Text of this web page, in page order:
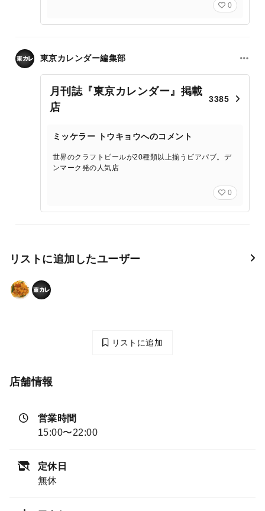
0
東京カレンダー編集部
月刊誌『東京カレンダー』掲載
店
3385
ミッケラー トウキョウへのコメント
世界のクラフトビールが20種類以上揃うビアパブ。デ
ンマーク発の人気店
0
リストに追加したユーザー
リストに追加
店舗情報
営業時間
15:00〜22:00
定休日
無休